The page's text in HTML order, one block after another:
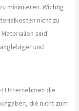
minimieren. Wichtig
nicht zu
sind
und
Unternehmen die
die nicht zum